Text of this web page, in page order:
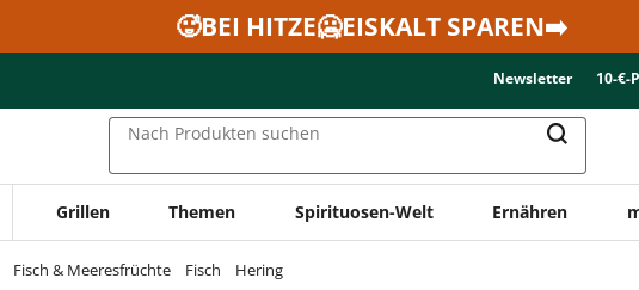
🥵BEI HITZE🥶EISKALT SPAREN➡️
Newsletter 10-€-
Nach Produkten suchen
Grillen Themen Spirituosen-Welt Ernähren
Fisch & Meeresfrüchte Fisch Hering